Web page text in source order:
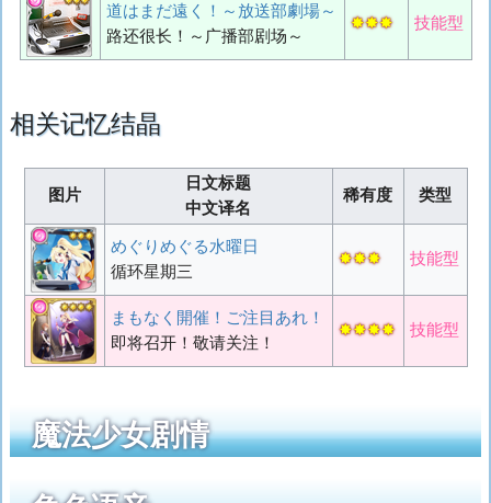
道はまだ遠く！～放送部劇場～
路还很长！～广播部剧场～
✸✸✸ 技能型
相关记忆结晶
图片
日文标题
中文译名
稀有度 类型
めぐりめぐる水曜日
循环星期三
✸✸✸ 技能型
まもなく開催！ご注目あれ！
即将召开！敬请关注！
✸✸✸✸ 技能型
魔法少女剧情